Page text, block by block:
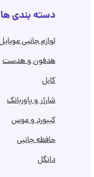
دسته بندی ها
لوازم جانبی موبایل
هدفون و هدست
کابل
شارژر و پاوربانک
کیبورد و موس
حافظه جانبی
دانگل